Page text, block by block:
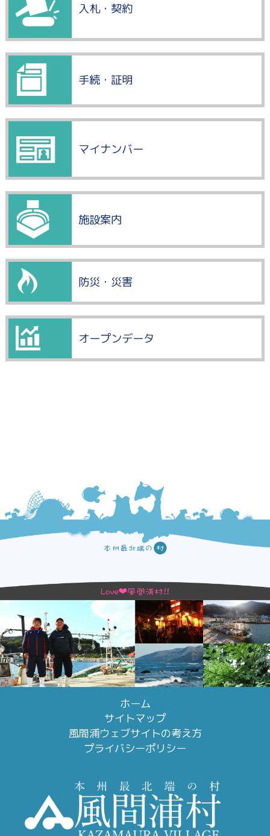
入札・契約
手続・証明
マイナンバー
施設案内
防災・災害
オープンデータ
ホーム
サイトマップ
風間浦ウェブサイトの考え方
プライバシーポリシー